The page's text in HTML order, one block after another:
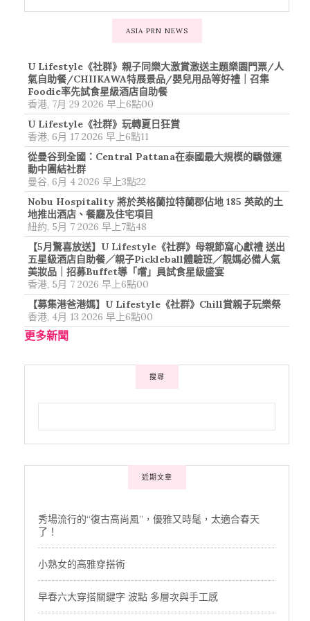
ASIA PRN NEWS
U Lifestyle《社群》親子同樂大激賞激送主題樂園門票/人
氣自助餐/CHIIKAWA特展景品/嬰兒用品等好禮｜召集
Foodie率先試食星級酒店自助餐
香港, 7月 29 2026 早上6點00
U Lifestyle《社群》玩轉夏日狂賞
香港, 6月 17 2026 早上6點11
從曼谷到全國：Central Pattana在泰國最大規模的驕傲運
動中團結社群
曼谷, 6月 4 2026 早上3點22
Nobu Hospitality 將於英格蘭拉特蘭郡佔地 185 英畝的土
地推出酒店、餐廳及住宅項目
紐約, 5月 7 2026 早上7點48
【5月驚喜放送】U Lifestyle《社群》母親節窩心獻禮 送出
五星級酒店自助餐／親子Pickleball體驗班／靚媽必備人氣
美妝品｜招募Buffet導「嚐」員試食星級盛宴
香港, 5月 7 2026 早上6點00
【募集港爸港媽】U Lifestyle《社群》Chill賞親子玩樂祭
香港, 4月 13 2026 早上6點00
更多新聞
搜尋
近期文章
秀場流行的“復古高尚風”，優雅又時髦，太適合春天
了！
小熟女的高雅穿搭術
早春六大穿搭關鍵字 波點 多層次與手工感